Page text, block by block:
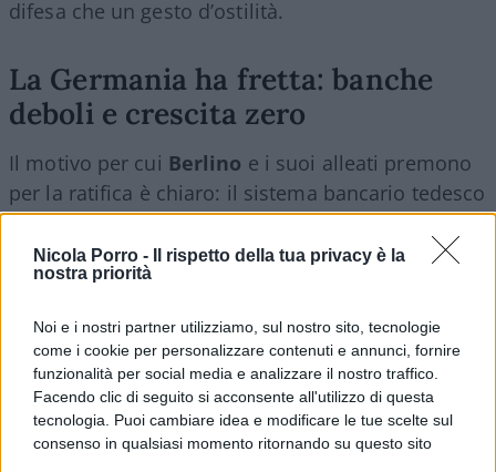
Nicola Porro -
Il rispetto della tua privacy è la
nostra priorità
Noi e i nostri partner utilizziamo, sul nostro sito, tecnologie
come i cookie per personalizzare contenuti e annunci, fornire
funzionalità per social media e analizzare il nostro traffico.
Facendo clic di seguito si acconsente all'utilizzo di questa
tecnologia. Puoi cambiare idea e modificare le tue scelte sul
consenso in qualsiasi momento ritornando su questo sito
difesa che un gesto d’ostilità.
La Germania ha fretta: banche
deboli e crescita zero
Il motivo per cui Berlino e i suoi alleati premono
per la ratifica è chiaro: il sistema bancario tedesco
non è in salute.Due anni di stagnazione
economica, margini ridotti, esposizione al credito
immobiliare commerciale. Se domani dovesse
permetterebbe alla Germania di accedere a
risorse comuni senza dover chiedere al
Bundestago mettere mano ai propri bilanci. È, di
fatto,una polizza assicurativa pagata anche da